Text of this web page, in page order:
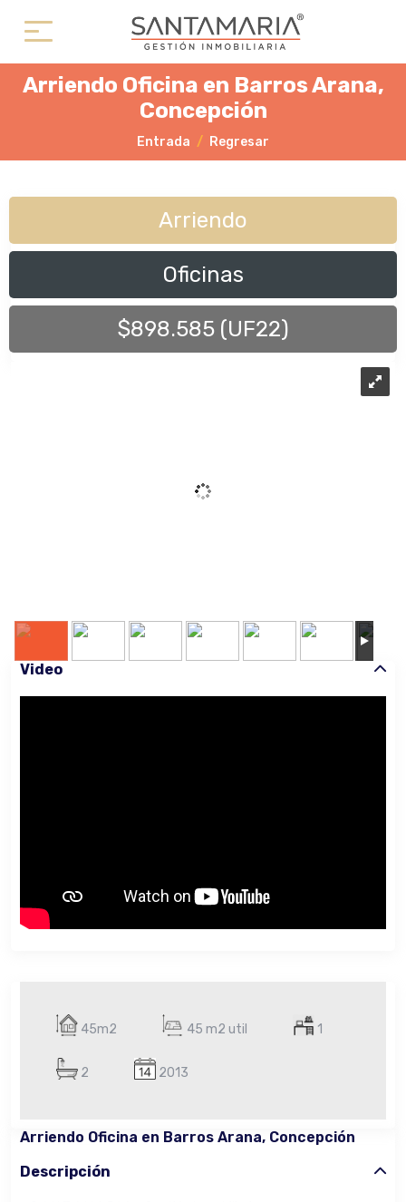
Arriendo Oficina en Barros Arana,
Concepción
Entrada Regresar
Arriendo
Oficinas
$898.585 (UF22)
45m2 45 m2 util 1
2 2013
Arriendo Oficina en Barros Arana, Concepción
Descripción
Video